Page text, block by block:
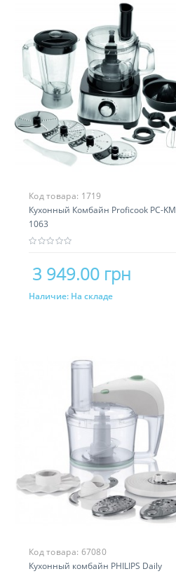
Код товара: 1719
Кухонный Комбайн Proficook PC-KM
1063
3 949.00 грн
Купить
Наличие: На складе
Код товара: 67080
Кухонный комбайн PHILIPS Daily